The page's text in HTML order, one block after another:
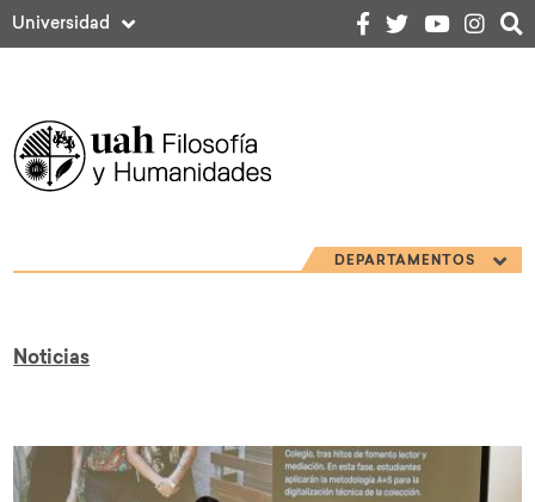
Universidad
DEPARTAMENTOS
Noticias